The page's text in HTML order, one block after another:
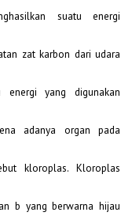
suatu energi
zat karbon dari udara
energi yang digunakan
adanya organ pada
kloroplas. Kloroplas
b yang berwarna hijau